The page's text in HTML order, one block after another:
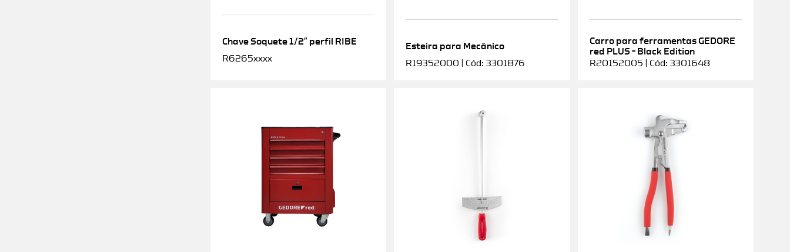
Chave Soquete 1/2″ perfil RIBE
R6265xxxx
Esteira para Mecânico
R19352000 | Cód: 3301876
Carro para ferramentas GEDORE
red PLUS – Black Edition
R20152005 | Cód: 3301648